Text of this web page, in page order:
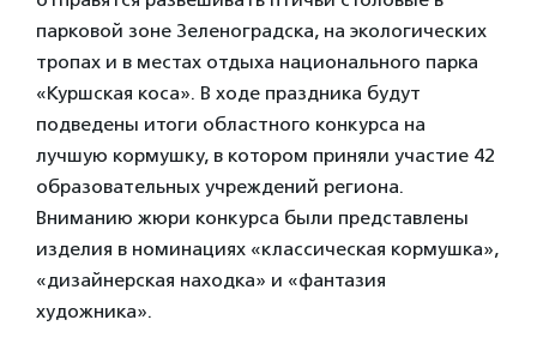
парковой зоне Зеленоградска, на экологических
тропах и в местах отдыха национального парка
«Куршская коса». В ходе праздника будут
подведены итоги областного конкурса на
лучшую кормушку, в котором приняли участие 42
образовательных учреждений региона.
Вниманию жюри конкурса были представлены
изделия в номинациях «классическая кормушка»,
«дизайнерская находка» и «фантазия
художника».